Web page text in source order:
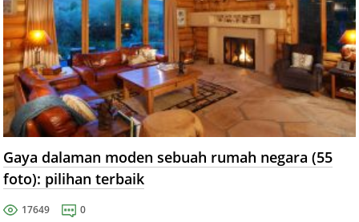
Gaya dalaman moden sebuah rumah negara (55
foto): pilihan terbaik
17649 0